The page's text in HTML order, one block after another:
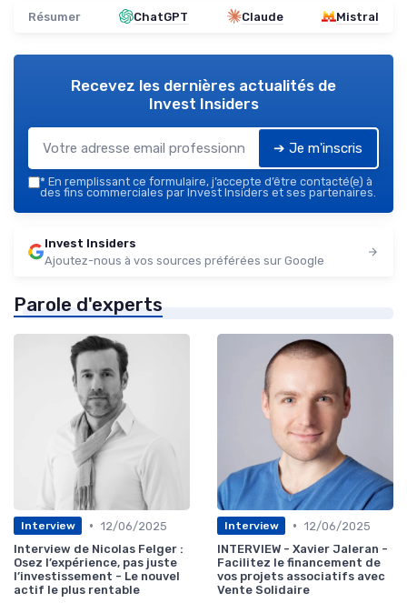
Résumer ChatGPT Claude Mistral
Recevez les dernières actualités de
Invest Insiders
➔ Je m'inscris
* En remplissant ce formulaire, j’accepte d’être contacté(e) à
des fins commerciales par Invest Insiders et ses partenaires.
Invest Insiders
Ajoutez-nous à vos sources préférées sur Google
Parole d'experts
Interview • 12/06/2025
Interview de Nicolas Felger :
Osez l’expérience, pas juste
l’investissement - Le nouvel
actif le plus rentable
Interview • 12/06/2025
INTERVIEW - Xavier Jaleran -
Facilitez le financement de
vos projets associatifs avec
Vente Solidaire